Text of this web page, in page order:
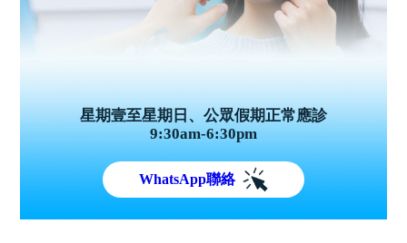
星期壹至星期日、公眾假期正常應診
9:30am-6:30pm
WhatsApp聯絡